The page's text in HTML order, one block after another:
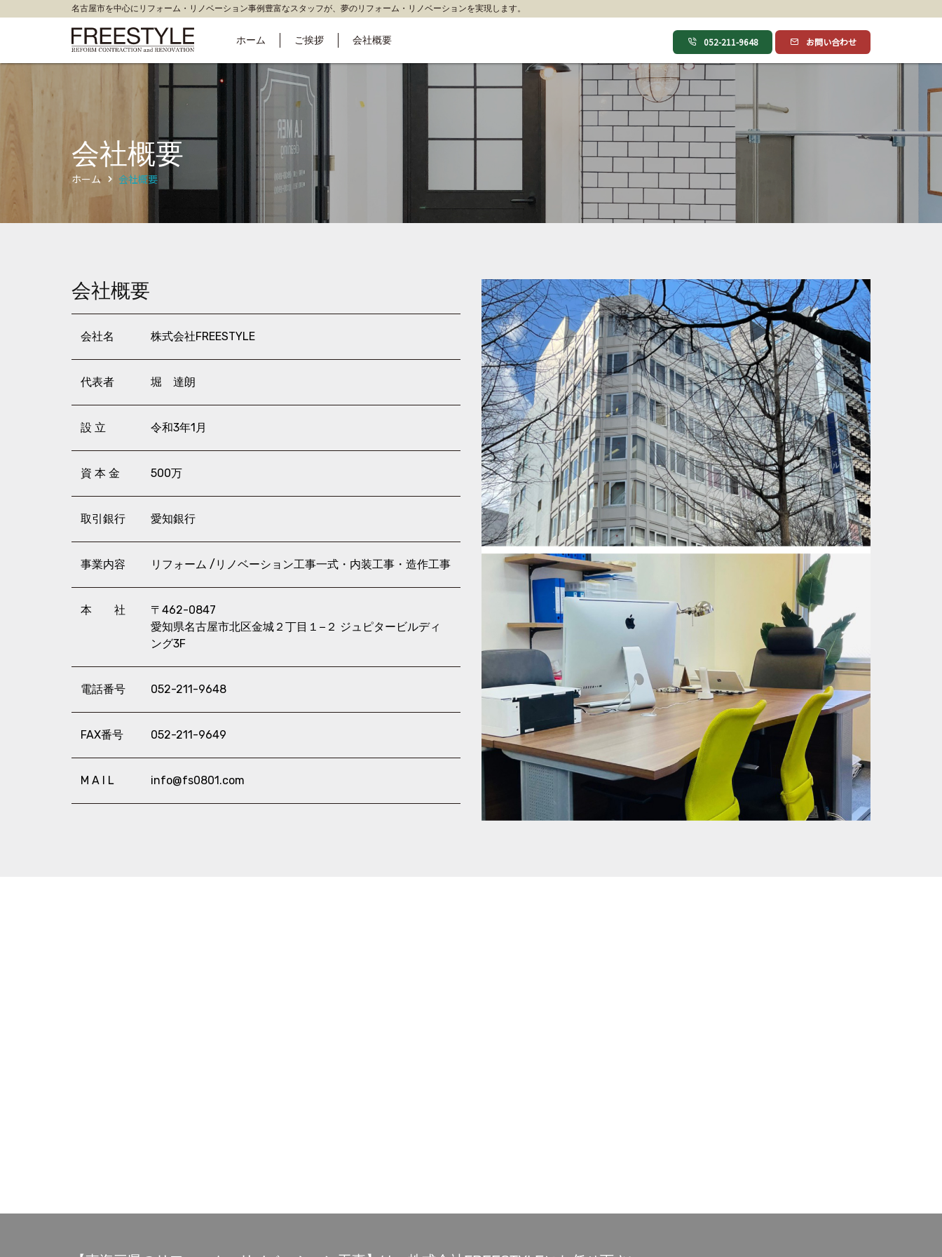
名古屋市を中心にリフォーム・リノベーション事例豊富なスタッフが、夢のリフォーム・リノベーションを実現します。
ホーム ご挨拶 会社概要 052-211-9648 お問い合わせ
会社概要
ホーム 会社概要
会社概要
会社名 株式会社FREESTYLE
代表者 堀 達朗
設 立 令和3年1月
資 本 金 500万
取引銀行 愛知銀行
事業内容 リフォーム /リノベーション工事一式・内装工事・造作工事
本 社
〒462-0847
愛知県名古屋市北区金城２丁目１−２ ジュピタービルディ
ング3F
電話番号 052-211-9648
FAX番号 052-211-9649
M A I L info@fs0801.com